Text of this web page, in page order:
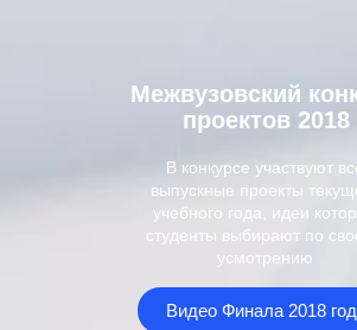
Межвузовский
проектов 2018
В конкурсе участвуют
выпускные проекты
учебного года, идеи
студенты выбирают по
усмотрению
Видео Финала 2018